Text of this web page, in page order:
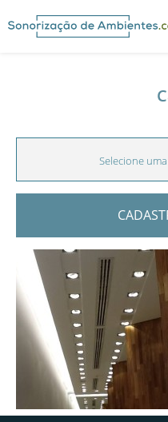
Selecione
Clínicas